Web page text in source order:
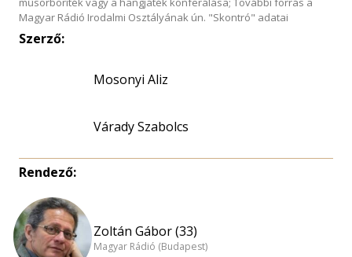
Magyar Rádió Irodalmi Osztályának ún. "Skontró" adatai
Szerző:
Mosonyi Aliz
Várady Szabolcs
Rendező:
Zoltán Gábor (33)
Magyar Rádió (Budapest)